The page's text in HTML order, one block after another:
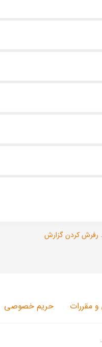
رفرش کردن گزارش
و مقررات حریم خصوصی